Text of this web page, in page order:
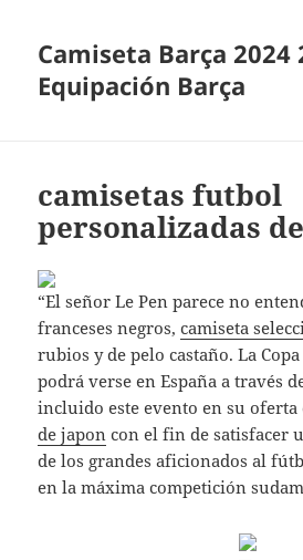
Camiseta Barça 2024
Equipación Barça
camisetas futbol
personalizadas
“El señor Le Pen parece no
franceses negros,camiseta
rubios y de pelo castaño. La
podrá verse en España a través
incluido este evento en su
de japon con el fin de satisfacer
de los grandes aficionados al
en la máxima competición